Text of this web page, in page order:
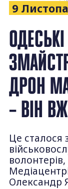
9
ДРОН
– ВІН
Це сталося
Олександр